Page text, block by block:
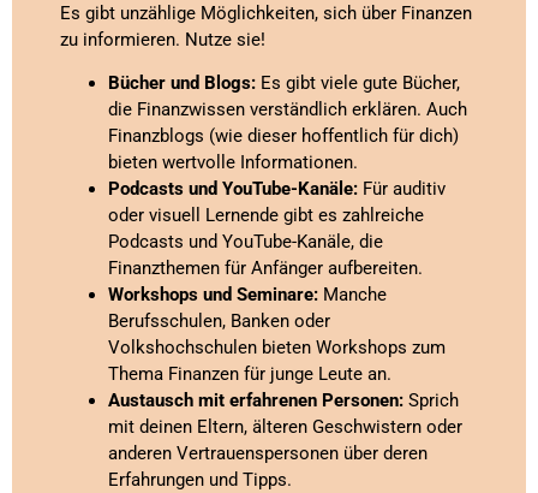
Es gibt unzählige Möglichkeiten, sich über Finanzen
zu informieren. Nutze sie!
Bücher und Blogs: Es gibt viele gute Bücher,
die Finanzwissen verständlich erklären. Auch
Finanzblogs (wie dieser hoffentlich für dich)
bieten wertvolle Informationen.
Podcasts und YouTube-Kanäle: Für auditiv
oder visuell Lernende gibt es zahlreiche
Podcasts und YouTube-Kanäle, die
Finanzthemen für Anfänger aufbereiten.
Workshops und Seminare: Manche
Berufsschulen, Banken oder
Volkshochschulen bieten Workshops zum
Thema Finanzen für junge Leute an.
Austausch mit erfahrenen Personen: Sprich
mit deinen Eltern, älteren Geschwistern oder
anderen Vertrauenspersonen über deren
Erfahrungen und Tipps.